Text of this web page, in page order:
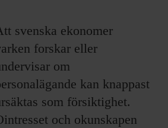
svenska ekonomer
forskar eller
om
kan knappast
som försiktighet.
och okunskapen